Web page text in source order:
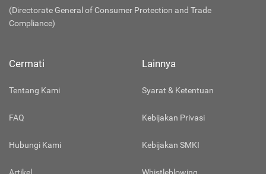
(Directorate General of Consumer Protection and Trade
Compliance)
Cermati
Tentang Kami
FAQ
Hubungi Kami
Lainnya
Syarat & Ketentuan
Kebijakan Privasi
Kebijakan SMKI